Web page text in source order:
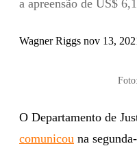
a apreensão de US$
Wagner Riggs nov 13,
O Departamento de
comunicou na